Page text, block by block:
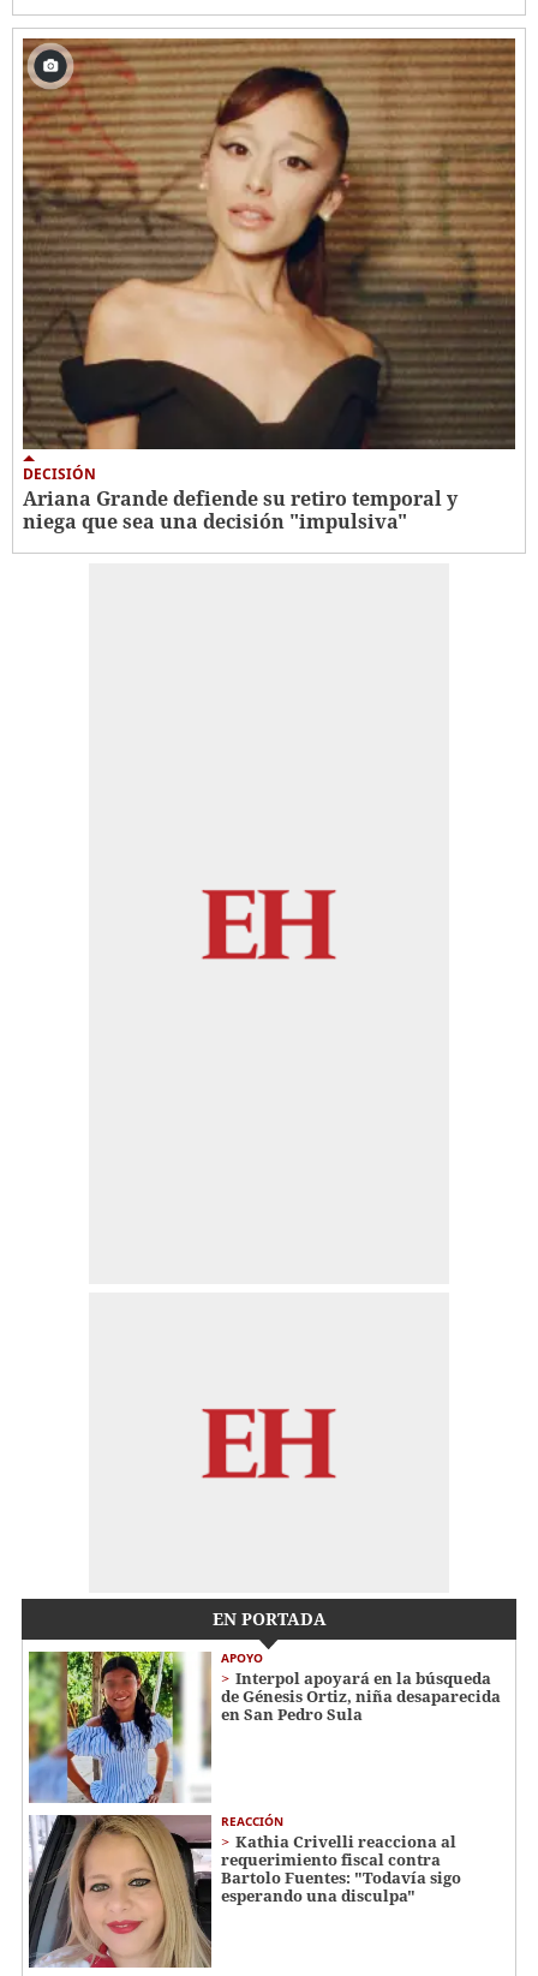
DECISIÓN
Ariana Grande defiende su retiro temporal y
niega que sea una decisión "impulsiva"
EN PORTADA
APOYO
Interpol apoyará en la búsqueda
de Génesis Ortiz, niña desaparecida
en San Pedro Sula
REACCIÓN
Kathia Crivelli reacciona al
requerimiento fiscal contra
Bartolo Fuentes: "Todavía sigo
esperando una disculpa"